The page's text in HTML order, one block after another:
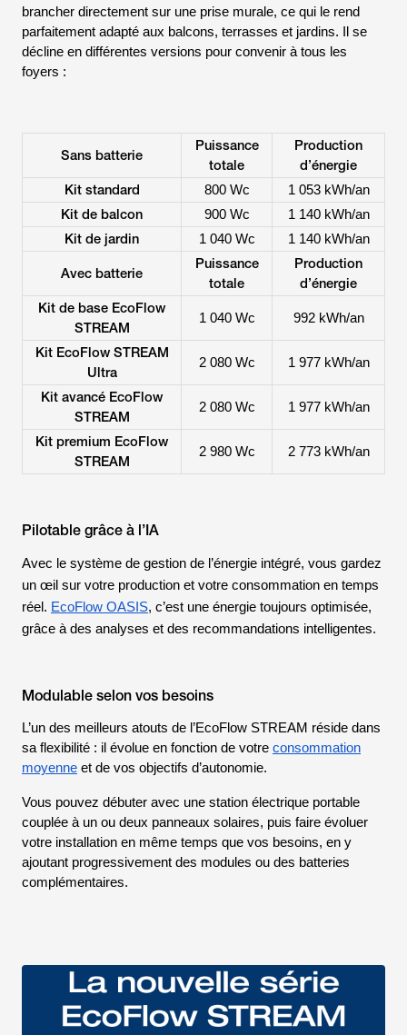
brancher directement sur une prise murale, ce qui le rend
parfaitement adapté aux balcons, terrasses et jardins. Il se
décline en différentes versions pour convenir à tous les
foyers :
Sans batterie
Puissance
totale
Production
d’énergie
Kit standard
800 Wc 1 053 kWh/an
Kit de balcon 900 Wc 1 140 kWh/an
Kit de jardin 1 040 Wc 1 140 kWh/an
Avec batterie
Puissance
totale
Production
d’énergie
Kit de base EcoFlow
STREAM
1 040 Wc 992 kWh/an
Kit EcoFlow STREAM
Ultra
2 080 Wc 1 977 kWh/an
Kit avancé EcoFlow
STREAM
2 080 Wc 1 977 kWh/an
Kit premium EcoFlow
STREAM
2 980 Wc 2 773 kWh/an
Pilotable grâce à l’IA
Avec le système de gestion de l’énergie intégré, vous gardez
un œil sur votre production et votre consommation en temps
réel. EcoFlow OASIS, c’est une énergie toujours optimisée,
grâce à des analyses et des recommandations intelligentes.
Modulable selon vos besoins
L’un des meilleurs atouts de l’EcoFlow STREAM réside dans
sa flexibilité : il évolue en fonction de votre consommation
moyenne et de vos objectifs d’autonomie.
Vous pouvez débuter avec une station électrique portable
couplée à un ou deux panneaux solaires, puis faire évoluer
votre installation en même temps que vos besoins, en y
ajoutant progressivement des modules ou des batteries
complémentaires.